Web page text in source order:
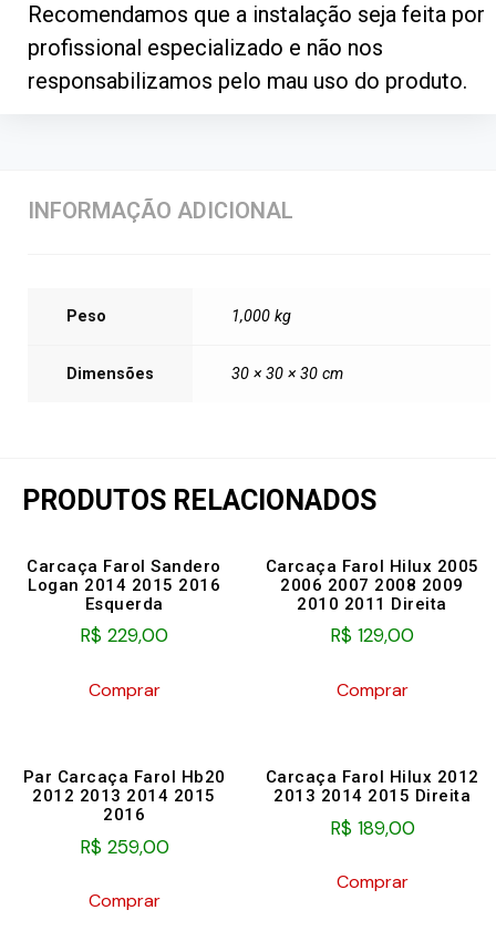
Recomendamos que a instalação seja feita por
profissional especializado e não nos
responsabilizamos pelo mau uso do produto.
INFORMAÇÃO ADICIONAL
Peso 1,000 kg
Dimensões 30 × 30 × 30 cm
PRODUTOS RELACIONADOS
Carcaça Farol Sandero
Logan 2014 2015 2016
Esquerda
R$ 229,00
Comprar
Carcaça Farol Hilux 2005
2006 2007 2008 2009
2010 2011 Direita
R$ 129,00
Comprar
Par Carcaça Farol Hb20
2012 2013 2014 2015
2016
R$259,00
Comprar
Carcaça Farol Hilux 2012
2013 2014 2015 Direita
R$189,00
Comprar